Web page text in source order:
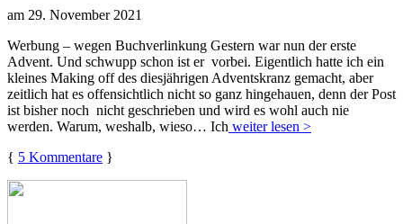
am 29. November 2021
Werbung – wegen Buchverlinkung Gestern war nun der erste
Advent. Und schwupp schon ist er vorbei. Eigentlich hatte ich ein
kleines Making off des diesjährigen Adventskranz gemacht, aber
zeitlich hat es offensichtlich nicht so ganz hingehauen, denn der Post
ist bisher noch nicht geschrieben und wird es wohl auch nie
werden. Warum, weshalb, wieso… Ich weiter lesen >
{ 5 Kommentare }